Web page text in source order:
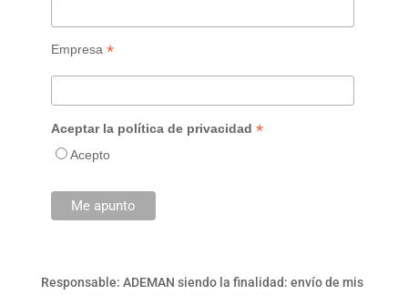
Empresa *
Aceptar la política de privacidad *
Acepto
Responsable: ADEMAN siendo la finalidad: envío de mis